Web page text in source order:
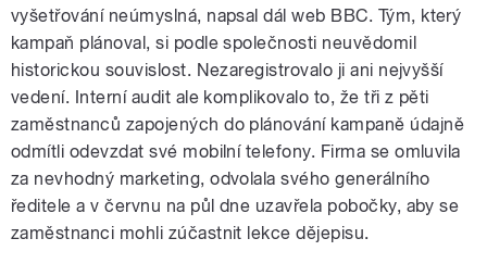
vyšetřování neúmyslná, napsal dál web BBC. Tým, který
kampaň plánoval, si podle společnosti neuvědomil
historickou souvislost. Nezaregistrovalo ji ani nejvyšší
vedení. Interní audit ale komplikovalo to, že tři z pěti
zaměstnanců zapojených do plánování kampaně údajně
odmítli odevzdat své mobilní telefony. Firma se omluvila
za nevhodný marketing, odvolala svého generálního
ředitele a v červnu na půl dne uzavřela pobočky, aby se
zaměstnanci mohli zúčastnit lekce dějepisu.